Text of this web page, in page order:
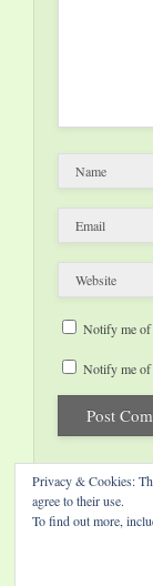
Name
Email
Website
Notify me of
Notify me of
Privacy & Cookies:
agree to their use.
To find out more,